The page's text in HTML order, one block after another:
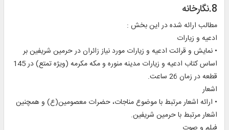
8.نگارخانه
مطالب ارائه شده در اين بخش :
ادعيه و زيارات
• نمايش و قرائت ادعيه و زيارات مورد نياز زائران در حرمين شريفين بر
اساس کتاب ادعيه و زيارات مدينه منوره و مكه مكرمه (ويژه تمتع) در 145
قطعه در زمان 26 ساعت.
اشعار
• ارائه اشعار مرتبط با موضوع مناجات، حضرات معصومين(ع) و همچنين
اشعار مرتبط با حرمين شريفين.